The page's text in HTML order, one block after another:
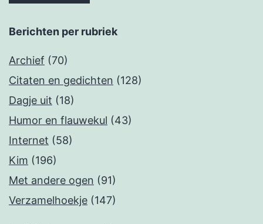
Berichten per rubriek
Archief (70)
Citaten en gedichten (128)
Dagje uit (18)
Humor en flauwekul (43)
Internet (58)
Kim (196)
Met andere ogen (91)
Verzamelhoekje (147)